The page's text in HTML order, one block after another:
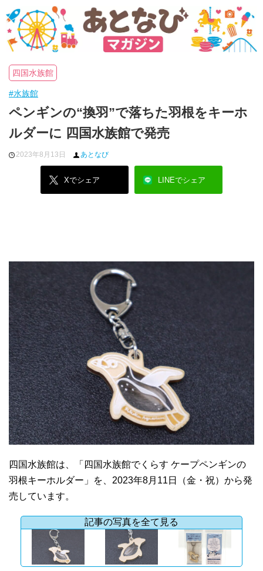
四国水族館
#水族館
ペンギンの“換羽”で落ちた羽根をキーホ
ルダーに 四国水族館で発売
2023年8月13日 あとなび
Xでシェア LINEでシェア
四国水族館は、「四国水族館でくらす ケープペンギンの
羽根キーホルダー」を、2023年8月11日（金・祝）から発
売しています。
記事の写真を全て見る